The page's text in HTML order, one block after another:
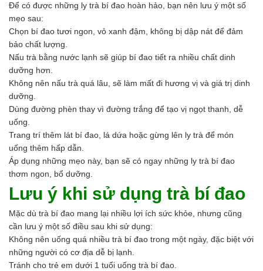
Để có được những ly trà bí đao hoàn hảo, bạn nên lưu ý một số
mẹo sau:
Chọn bí đao tươi ngon, vỏ xanh đậm, không bị dập nát để đảm
bảo chất lượng.
Nấu trà bằng nước lạnh sẽ giúp bí đao tiết ra nhiều chất dinh
dưỡng hơn.
Không nên nấu trà quá lâu, sẽ làm mất đi hương vị và giá trị dinh
dưỡng.
Dùng đường phèn thay vì đường trắng để tạo vị ngọt thanh, dễ
uống.
Trang trí thêm lát bí đao, lá dứa hoặc gừng lên ly trà để món
uống thêm hấp dẫn.
Áp dụng những mẹo này, bạn sẽ có ngay những ly trà bí đao
thơm ngon, bổ dưỡng.
Lưu ý khi sử dụng trà bí đao
Mặc dù trà bí đao mang lại nhiều lợi ích sức khỏe, nhưng cũng
cần lưu ý một số điều sau khi sử dụng:
Không nên uống quá nhiều trà bí đao trong một ngày, đặc biệt với
những người có cơ địa dễ bị lạnh.
Tránh cho trẻ em dưới 1 tuổi uống trà bí đao.